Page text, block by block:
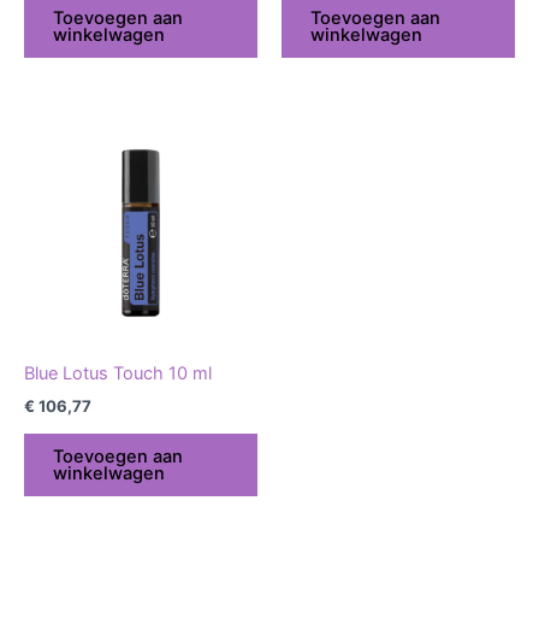
Toevoegen aan
winkelwagen
Toevoegen aan
winkelwagen
Blue Lotus Touch 10 ml
€ 106,77
Toevoegen aan
winkelwagen